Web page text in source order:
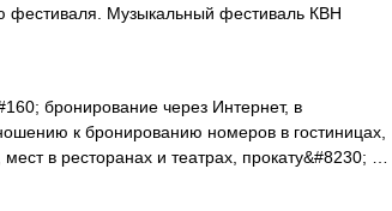
Музыкальный фестиваль КВН
бронирование через Интернет, в
к бронированию номеров в гостиницах,
в ресторанах и театрах, прокату&#8230; …